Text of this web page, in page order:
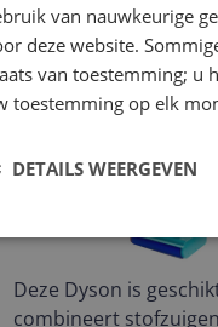
Deze Dyson is
combineert
van nauwkeurige
deze website.
van toestemming; u
toestemming op elk
DETAILS WEERGEVEN